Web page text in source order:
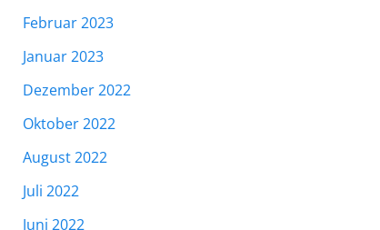
Februar 2023
Januar 2023
Dezember 2022
Oktober 2022
August 2022
Juli 2022
Juni 2022